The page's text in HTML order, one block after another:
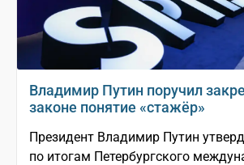
Владимир Путин поручил
законе понятие «стажёр»
Президент Владимир Путин
по итогам Петербургского